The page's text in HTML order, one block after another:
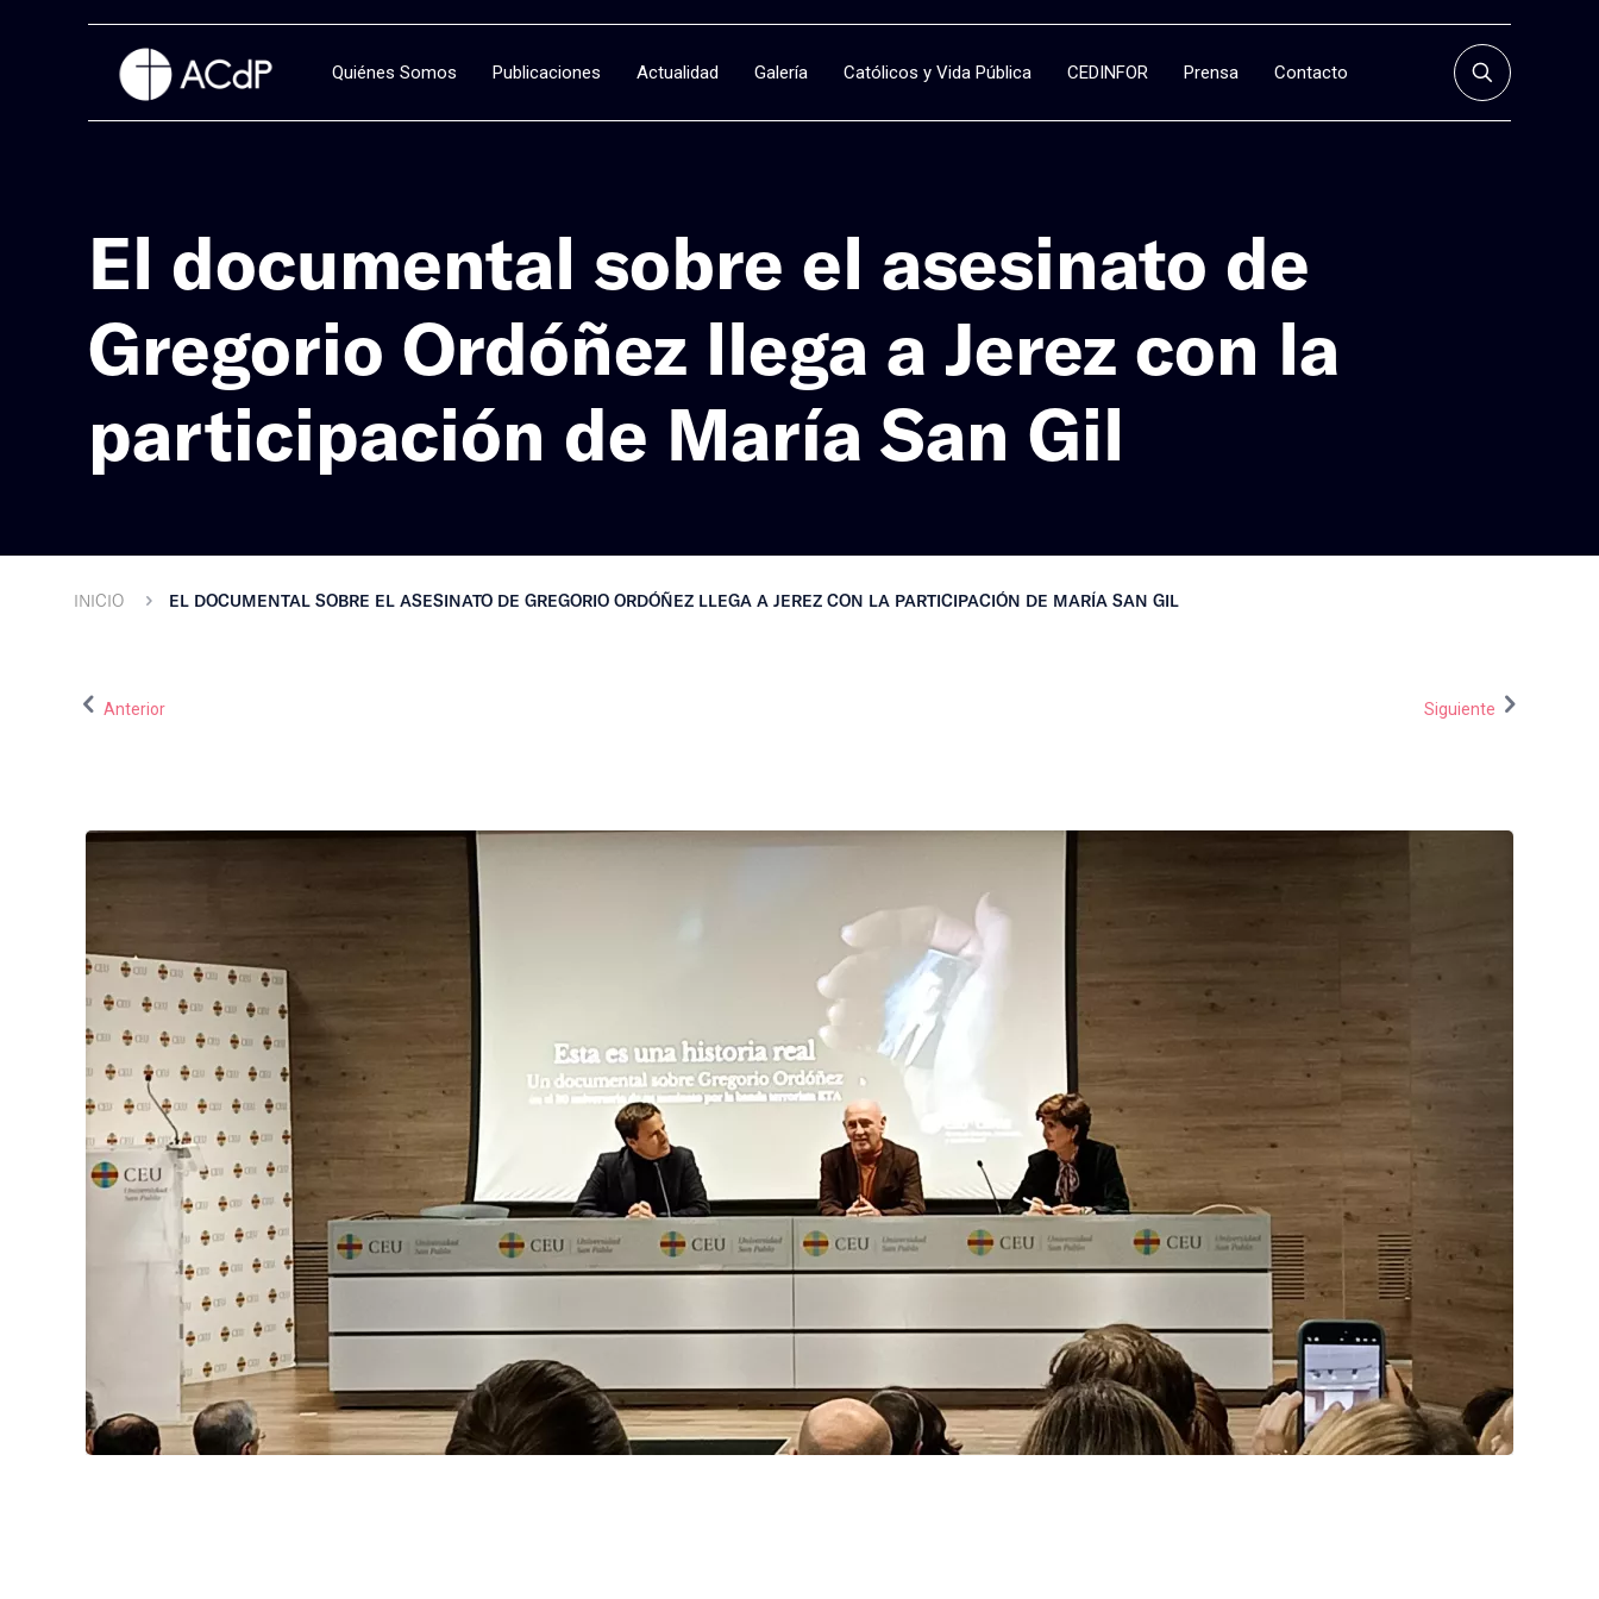
Quiénes Somos Publicaciones Actualidad Galería Católicos y Vida Pública CEDINFOR Prensa Contacto
El documental sobre el asesinato de
Gregorio Ordóñez llega a Jerez con la
participación de María San Gil
INICIO EL DOCUMENTAL SOBRE EL ASESINATO DE GREGORIO ORDÓÑEZ LLEGA A JEREZ CON LA PARTICIPACIÓN DE MARÍA SAN GIL
Anterior Siguiente